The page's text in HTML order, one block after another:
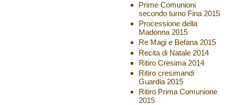
Prime Comunioni
secondo turno Fina 2015
Processione della
Madonna 2015
Re Magi e Befana 2015
Recita di Natale 2014
Ritiro Cresima 2014
Ritiro cresimandi
Guardia 2015
Ritiro Prima Comunione
2015